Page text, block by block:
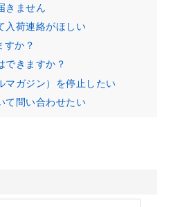
きません
入荷連絡がほしい
すか？
できますか？
マガジン）を停止したい
て問い合わせたい